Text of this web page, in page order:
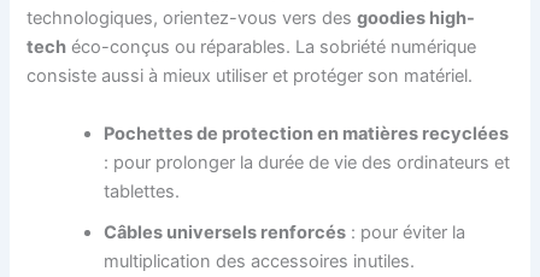
technologiques, orientez-vous vers desgoodies high-
tech éco-conçus ou réparables. La sobriété numérique
consiste aussi à mieux utiliser et protéger son matériel.
Pochettes de protection en matières recyclées
: pour prolonger la durée de vie des ordinateurs et
tablettes.
Câbles universels renforcés : pour éviter la
multiplication des accessoires inutiles.